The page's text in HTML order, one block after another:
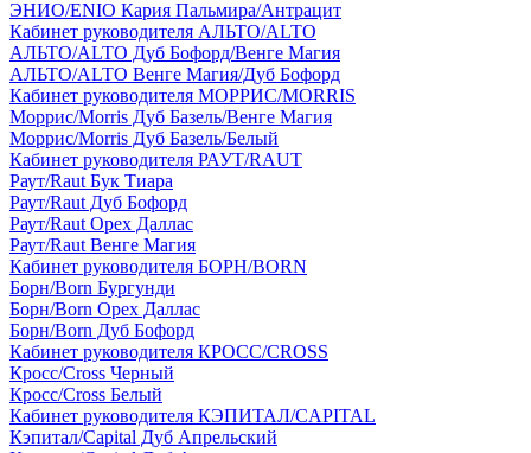
ЭНИО/ENIO Кария Пальмира/Антрацит
Кабинет руководителя АЛЬТО/ALTO
АЛЬТО/ALTO Дуб Бофорд/Венге Магия
АЛЬТО/ALTO Венге Магия/Дуб Бофорд
Кабинет руководителя МОРРИС/MORRIS
Моррис/Morris Дуб Базель/Венге Магия
Моррис/Morris Дуб Базель/Белый
Кабинет руководителя РАУТ/RAUT
Раут/Raut Бук Тиара
Раут/Raut Дуб Бофорд
Раут/Raut Орех Даллас
Раут/Raut Венге Магия
Кабинет руководителя БОРН/BORN
Борн/Born Бургунди
Борн/Born Орех Даллас
Борн/Born Дуб Бофорд
Кабинет руководителя КРОСС/CROSS
Кросс/Cross Черный
Кросс/Cross Белый
Кабинет руководителя КЭПИТАЛ/CAPITAL
Кэпитал/Capital Дуб Апрельский